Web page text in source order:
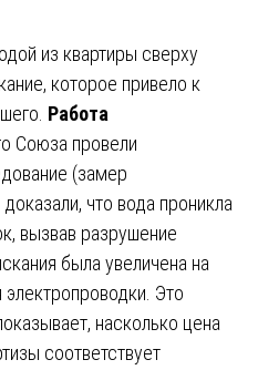
из квартиры сверху
которое привело к
Работа
Союза провели
(замер
что вода проникла
вызвав разрушение
была увеличена на
Это
насколько цена
соответствует